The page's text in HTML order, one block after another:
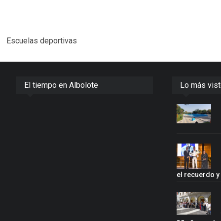
Escuelas deportivas
El tiempo en Albolote Lo más
el recuerdo